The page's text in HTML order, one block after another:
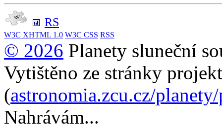
RS
W3C XHTML 1.0 W3C CSS RSS
© 2026 Planety sluneční
Vytištěno ze stránky
(astronomia.zcu.cz/
Nahrávám...